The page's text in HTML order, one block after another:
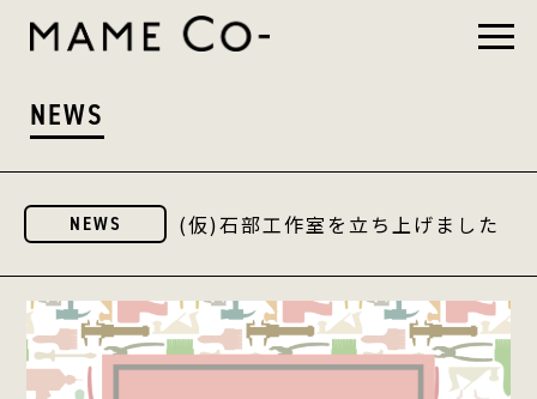
NEWS
NEWS (仮)石部工作室を立ち上げました